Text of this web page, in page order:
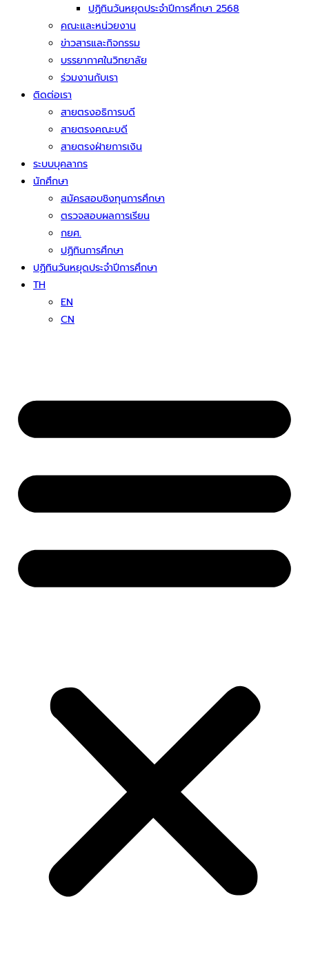
ปฏิทินวันหยุดประจำปีการศึกษา 2568
คณะและหน่วยงาน
ข่าวสารและกิจกรรม
บรรยากาศในวิทยาลัย
ร่วมงานกับเรา
ติดต่อเรา
สายตรงอธิการบดี
สายตรงคณะบดี
สายตรงฝ่ายการเงิน
ระบบบุคลากร
นักศึกษา
สมัครสอบชิงทุนการศึกษา
ตรวจสอบผลการเรียน
กยศ.
ปฏิทินการศึกษา
ปฏิทินวันหยุดประจำปีการศึกษา
TH
EN
CN